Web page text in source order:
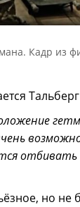
Кадр из
но не